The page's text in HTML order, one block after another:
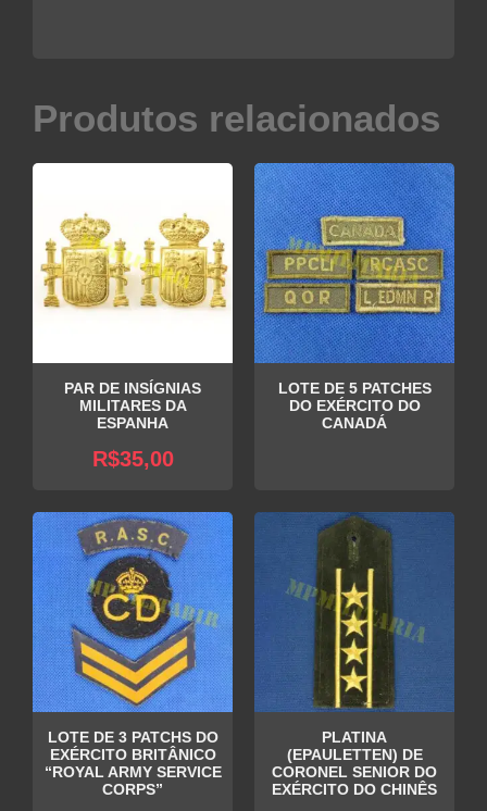
Produtos relacionados
PAR DE INSÍGNIAS
MILITARES DA
ESPANHA
R$35,00
LOTE DE 5 PATCHES
DO EXÉRCITO DO
CANADÁ
LOTE DE 3 PATCHS DO
EXÉRCITO BRITÂNICO
“ROYAL ARMY SERVICE
CORPS”
PLATINA
(EPAULETTEN) DE
CORONEL SENIOR DO
EXÉRCITO DO CHINÊS